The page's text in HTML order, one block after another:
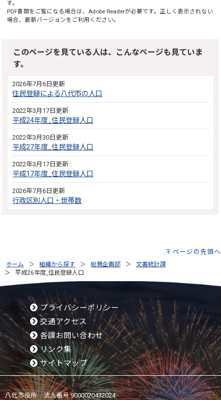
す。
PDF書類をご覧になる場合は、 Adobe Readerが必要です。正しく表示されない
場合、最新バージョンをご利用ください。
このページを見ている人は、こんなページも見ていま
す。
2026年7月6日更新
住民登録による八代市の人口
2022年3月17日更新
平成24年度_住民登録人口
2022年3月30日更新
平成27年度_住民登録人口
2022年3月17日更新
平成17年度_住民登録人口
2026年7月6日更新
行政区別人口・世帯数
ページの先頭へ
ホーム 組織から探す 総務企画部
文書統計課
平成26年度_住民登録人口
プライバシーポリシー
交通アクセス
各課お問い合わせ
リンク集
サイトマップ
八代市役所 法人番号 9000020432024